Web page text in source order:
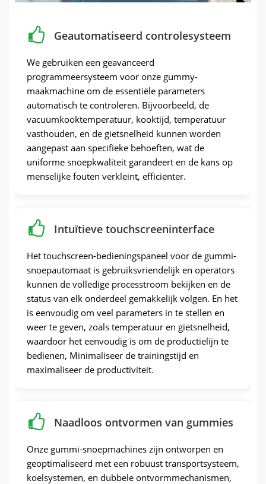
Geautomatiseerd controlesysteem
We gebruiken een geavanceerd
programmeersysteem voor onze gummy-
maakmachine om de essentiële parameters
automatisch te controleren. Bijvoorbeeld, de
vacuümkooktemperatuur, kooktijd, temperatuur
vasthouden, en de gietsnelheid kunnen worden
aangepast aan specifieke behoeften, wat de
uniforme snoepkwaliteit garandeert en de kans op
menselijke fouten verkleint, efficiënter.
Intuïtieve touchscreeninterface
Het touchscreen-bedieningspaneel voor de gummi-
snoepautomaat is gebruiksvriendelijk en operators
kunnen de volledige processtroom bekijken en de
status van elk onderdeel gemakkelijk volgen. En het
is eenvoudig om veel parameters in te stellen en
weer te geven, zoals temperatuur en gietsnelheid,
waardoor het eenvoudig is om de productielijn te
bedienen, Minimaliseer de trainingstijd en
maximaliseer de productiviteit.
Naadloos ontvormen van gummies
Onze gummi-snoepmachines zijn ontworpen en
geoptimaliseerd met een robuust transportsysteem,
koelsystemen, en dubbele ontvormmechanismen,